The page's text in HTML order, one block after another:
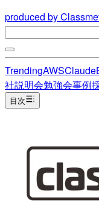
produced by
TrendingAWSClaude
社説明会勉強会事例
目次